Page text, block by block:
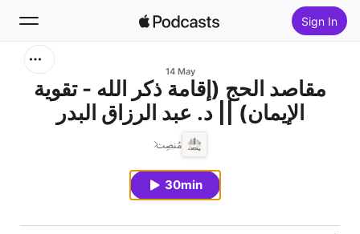
Sign In
Home
14 May
مقاصد الحج (إقامة ذكر الله - تقوية
الإيمان) || د. عبد الرزاق البدر
مُنصِت
30min